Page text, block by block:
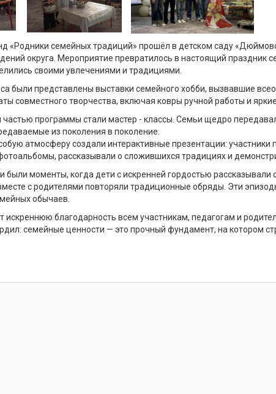
«Родники семейных традиций» прошёл в детском саду
округа. Мероприятие превратилось в настоящий праздник
своими увлечениями и традициями.
были представлены выставки семейного хобби, вызвавшие
совместного творчества, включая ковры ручной работы и
частью программы стали мастер - классы. Семьи щедро
и передаваемые из
интерактивные презентации: участники
рассказывали о сложившихся традициях и
были моменты, когда дети с искренней гордостью рассказывали
с родителями повторяли традиционные обряды. Эти
обычаев.
благодарность всем участникам, педагогам и
семейные ценности — это прочный фундамент, на котором